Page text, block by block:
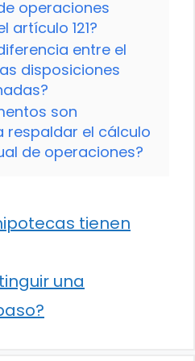
operaciones
artículo 121?
entre el
disposiciones
son
respaldar el cálculo
de operaciones?
tienen
una